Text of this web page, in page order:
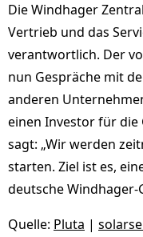
Die Windhager
Vertrieb und das
verantwortlich. Der
nun Gespräche mit
anderen
einen Investor für die
sagt: „Wir werden
starten. Ziel ist es,
deutsche Windhager-
Quelle: Pluta |